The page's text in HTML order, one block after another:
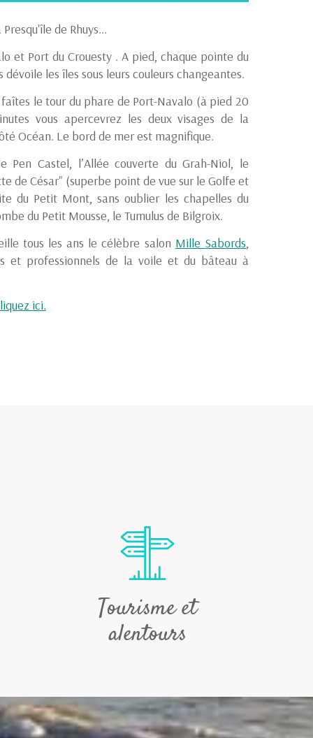
de Rhuys...
et Port du Crouesty . A pied, chaque pointe du
les îles sous leurs couleurs changeantes.
le tour du phare de Port-Navalo (à pied 20
vous apercevrez les deux visages de la
Océan. Le bord de mer est magnifique.
Pen Castel, l’Allée couverte du Grah-Niol, le
de César" (superbe point de vue sur le Golfe et
du Petit Mont, sans oublier les chapelles du
du Petit Mousse, le Tumulus de Bilgroix.
tous les ans le célèbre salon Mille Sabords,
et professionnels de la voile et du bâteau à
ici.
Tourisme et
alentours